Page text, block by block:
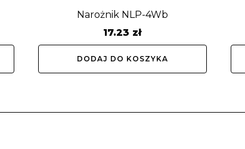
Narożnik NLP-4Wb
17.23 zł
DODAJ DO KOSZYKA